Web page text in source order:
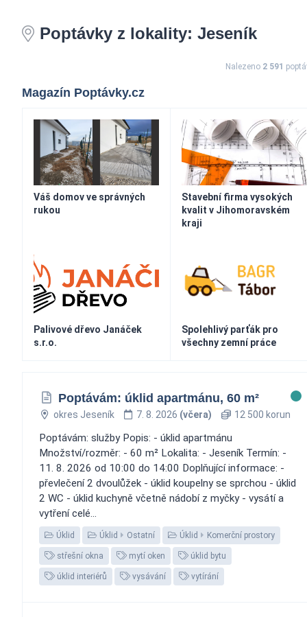
Poptávky z lokality: Jeseník
Nalezeno 2 591
Magazín Poptávky.cz
Váš domov ve správných
rukou
Stavební firma vysokých
kvalit v Jihomoravském
kraji
Palivové dřevo Janáček
s.r.o.
Spolehlivý parťák pro
všechny zemní práce
Poptávám: úklid apartmánu, 60 m²
okres Jeseník 7. 8. 2026 (včera) 12 500 korun
Poptávám: služby Popis: - úklid apartmánu
Množství/rozměr: - 60 m² Lokalita: - Jeseník Termín: -
11. 8. 2026 od 10:00 do 14:00 Doplňující informace: -
převlečení 2 dvoulůžek - úklid koupelny se sprchou - úklid
2 WC - úklid kuchyně včetně nádobí z myčky - vysátí a
vytření celé...
Úklid Úklid Ostatní Úklid Komerční prostory
střešní okna mytí oken úklid bytu
úklid interiérů vysávání vytírání